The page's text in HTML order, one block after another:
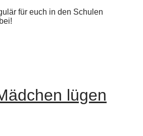
für euch in den Schulen
lügen